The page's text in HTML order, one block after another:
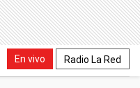
En vivo Radio La Red